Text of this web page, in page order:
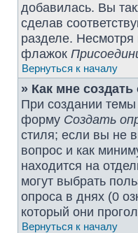
добавилась. Вы
сделав
разделе.
флажок
Вернуться к началу
» Как мне создать
При создании
форму Создать
стиля; если вы не
вопрос и как
находится на
могут выбрать
опроса в днях (0
который они
Вернуться к началу